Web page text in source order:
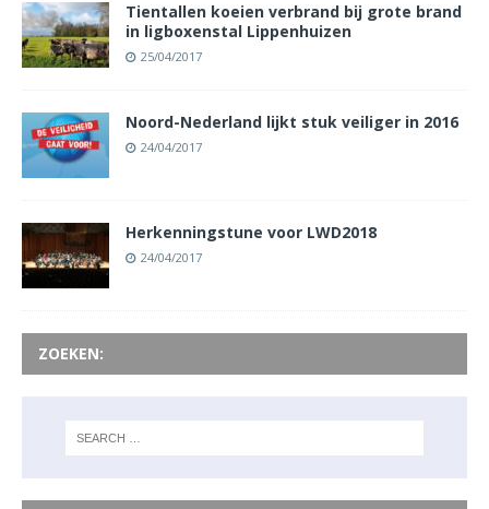
Tientallen koeien verbrand bij grote brand
in ligboxenstal Lippenhuizen
25/04/2017
Noord-Nederland lijkt stuk veiliger in 2016
24/04/2017
Herkenningstune voor LWD2018
24/04/2017
ZOEKEN: